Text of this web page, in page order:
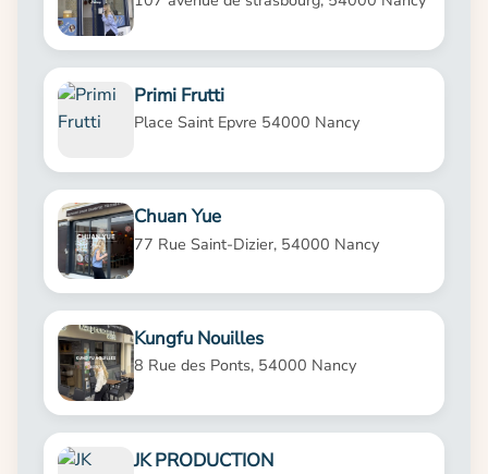
Primi Frutti
Place Saint Epvre 54000 Nancy
Chuan Yue
77 Rue Saint-Dizier, 54000 Nancy
Kungfu Nouilles
8 Rue des Ponts, 54000 Nancy
JK PRODUCTION